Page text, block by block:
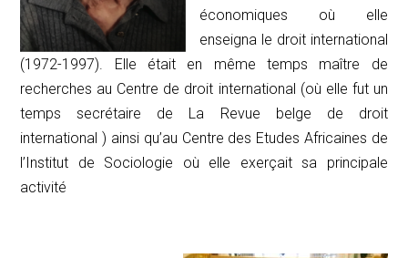
économiques où elle
enseigna le droit international
(1972-1997). Elle était en même temps maître de
recherches au Centre de droit international (où elle fut un
temps secrétaire de La Revue belge de droit
international ) ainsi qu’au Centre des Etudes Africaines de
l’Institut de Sociologie où elle exerçait sa principale
activité